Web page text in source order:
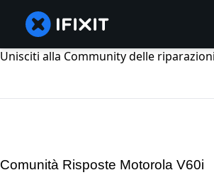
Unisciti alla Community delle
Comunità Risposte Motorola V60i